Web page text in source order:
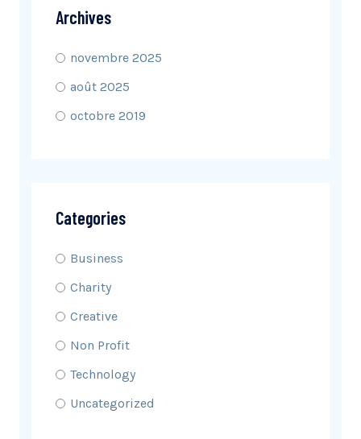
Archives
novembre 2025
août 2025
octobre 2019
Categories
Business
Charity
Creative
Non Profit
Technology
Uncategorized